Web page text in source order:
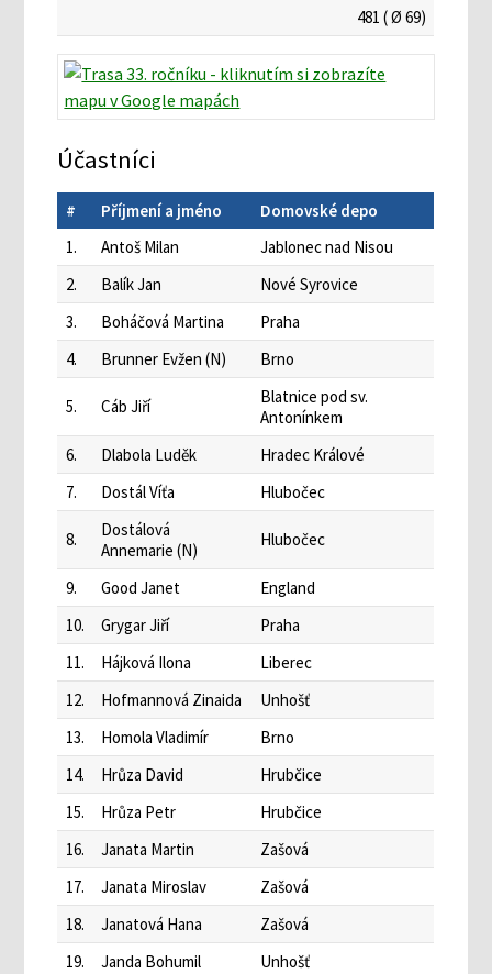
481 ( Ø 69)
Účastníci
# Příjmení a jméno
Domovské depo
1.
Antoš Milan
Jablonec nad Nisou
2.
Balík Jan
Nové Syrovice
3.
Boháčová Martina
Praha
4.
Brunner Evžen (N) Brno
5. Cáb Jiří
Blatnice pod sv.
Antonínkem
6.
Dlabola Luděk
Hradec Králové
7.
Dostál Víťa Hlubočec
8.
Dostálová
Annemarie (N)
Hlubočec
9. Good Janet
England
10.
Grygar Jiří
Praha
11.
Hájková Ilona
Liberec
12.
Hofmannová Zinaida
Unhošť
13.
Homola Vladimír
Brno
14.
Hrůza David
Hrubčice
15.
Hrůza Petr
Hrubčice
16.
Janata Martin
Zašová
17.
Janata Miroslav
Zašová
18.
Janatová Hana
Zašová
19.
Janda Bohumil
Unhošť